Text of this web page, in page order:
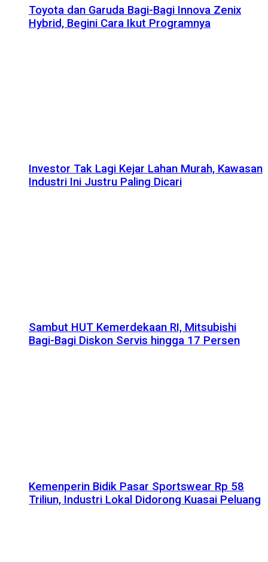
Toyota dan Garuda Bagi-Bagi Innova Zenix
Hybrid, Begini Cara Ikut Programnya
Investor Tak Lagi Kejar Lahan Murah, Kawasan
Industri Ini Justru Paling Dicari
Sambut HUT Kemerdekaan RI, Mitsubishi
Bagi-Bagi Diskon Servis hingga 17 Persen
Kemenperin Bidik Pasar Sportswear Rp 58
Triliun, Industri Lokal Didorong Kuasai Peluang